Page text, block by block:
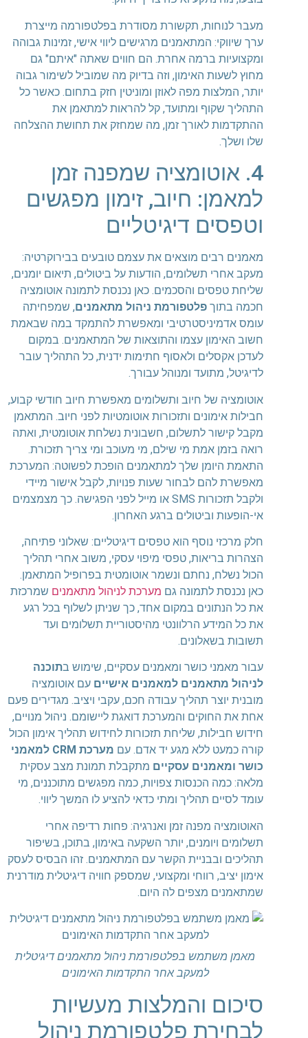
מעבר לנוחות, תקשורת מסודרת בפלטפורמה מייצרת
ערך שיווקי: המתאמנים מרגישים ליווי אישי, זמינות גבוהה
ומקצועיות ברמה אחרת. הם חווים שאתה "איתם" גם
מחוץ לשעות האימון, וזה בדיוק מה שמוביל לשימור גבוה
יותר, המלצות מפה לאוזן ומוניטין חזק בתחום. כאשר כל
התהליך שקוף ומתועד, קל להראות למתאמן את
ההתקדמות לאורך זמן, מה שמחזק את תחושת ההצלחה
שלו ושלך.
4. אוטומציה שמפנה זמן
למאמן: חיוב, זימון מפגשים
וטפסים דיגיטליים
מאמנים רבים מוצאים את עצמם טובעים בבירוקרטיה:
מעקב אחרי תשלומים, הודעות על ביטולים, תיאום יומנים,
שליחת טפסים והסכמים. כאן נכנסת לתמונה אוטומציה
חכמה בתוך פלטפורמת ניהול מתאמנים, שמפחיתה
עומס אדמיניסטרטיבי ומאפשרת להתמקד במה שבאמת
חשוב האימון עצמו והתוצאות של המתאמנים. במקום
לעדכן אקסלים ולאסוף חתימות ידנית, כל התהליך עובר
לדיגיטל, מתועד ומנוהל עבורך.
אוטומציה של חיוב ותשלומים מאפשרת חיוב חודשי קבוע,
חבילות אימונים ותזכורות אוטומטיות לפני חיוב. המתאמן
מקבל קישור לתשלום, חשבונית נשלחת אוטומטית, ואתה
רואה בזמן אמת מי שילם, מי מעוכב ומי צריך תזכורת.
התאמת היומן שלך למתאמנים הופכת לפשוטה: המערכת
מאפשרת להם לבחור שעות פנויות, לקבל אישור מיידי
ולקבל תזכורות SMS או מייל לפני הפגישה. כך מצמצמים
אי-הופעות וביטולים ברגע האחרון.
חלק מרכזי נוסף הוא טפסים דיגיטליים: שאלוני פתיחה,
הצהרות בריאות, טפסי מיפוי עסקי, משוב אחרי תהליך
הכול נשלח, נחתם ונשמר אוטומטית בפרופיל המתאמן.
כאן נכנסת לתמונה גם מערכת לניהול מתאמנים שמרכזת
את כל הנתונים במקום אחד, כך שניתן לשלוף בכל רגע
את כל המידע הרלוונטי מהיסטוריית תשלומים ועד
תשובות בשאלונים.
עבור מאמני כושר ומאמנים עסקיים, שימוש בתוכנה
לניהול מתאמנים למאמנים אישיים עם אוטומציה
מובנית יוצר תהליך עבודה חכם, עקבי ויציב. מגדירים פעם
אחת את החוקים והמערכת דואגת ליישומם. ניהול מנויים,
חידוש חבילות, שליחת תזכורות לחידוש תהליך אימון הכול
קורה כמעט ללא מגע יד אדם. עם
מערכת CRM למאמני
כושר ומאמנים עסקיים מתקבלת תמונת מצב עסקית
מלאה: כמה הכנסות צפויות, כמה מפגשים מתוכננים, מי
עומד לסיים תהליך ומתי כדאי להציע לו המשך ליווי.
האוטומציה מפנה זמן ואנרגיה: פחות רדיפה אחרי
תשלומים ויומנים, יותר השקעה באימון, בתוכן, בשיפור
תהליכים ובבניית הקשר עם המתאמנים. זהו הבסיס לעסק
אימון יציב, רווחי ומקצועי, שמספק חוויה דיגיטלית מודרנית
שמתאמנים מצפים לה היום.
מאמן משתמש בפלטפורמת ניהול מתאמנים דיגיטלית
למעקב אחר התקדמות האימונים
סיכום והמלצות מעשיות
לבחירת פלטפורמת ניהול